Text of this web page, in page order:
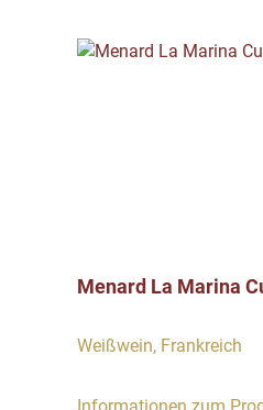
Menard La Marina
Weißwein, Frankreich